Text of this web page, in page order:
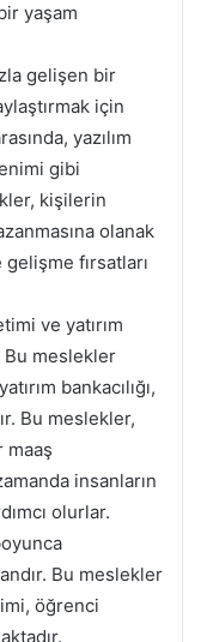
yaşam
gelişen bir
için
yazılım
gibi
kişilerin
olanak
fırsatları
ve yatırım
Bu meslekler
bankacılığı,
Bu meslekler,
maaş
insanların
olurlar.
Bu meslekler
öğrenci